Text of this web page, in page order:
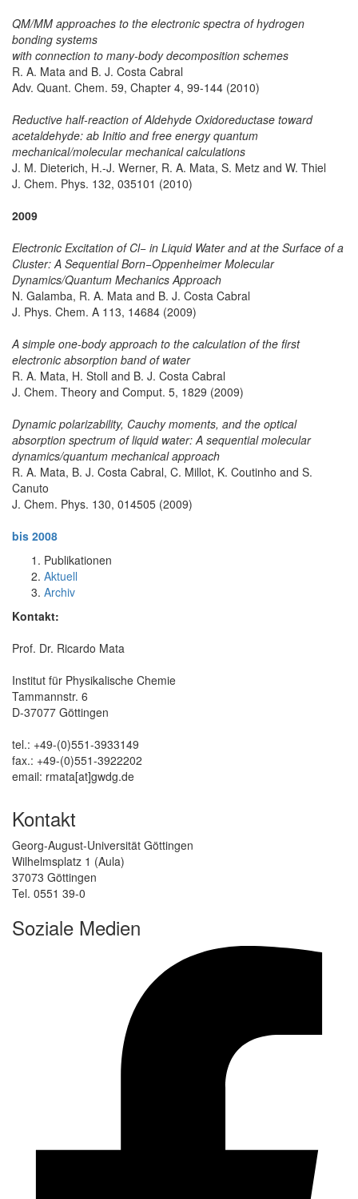
QM/MM approaches to the electronic spectra of hydrogen
bonding systems
with connection to many-body decomposition schemes
R. A. Mata and B. J. Costa Cabral
Adv. Quant. Chem. 59, Chapter 4, 99-144 (2010)
Reductive half-reaction of Aldehyde Oxidoreductase toward
acetaldehyde: ab Initio and free energy quantum
mechanical/molecular mechanical calculations
J. M. Dieterich, H.-J. Werner, R. A. Mata, S. Metz and W. Thiel
J. Chem. Phys. 132, 035101 (2010)
2009
Electronic Excitation of Cl− in Liquid Water and at the Surface of a
Cluster: A Sequential Born−Oppenheimer Molecular
Dynamics/Quantum Mechanics Approach
N. Galamba, R. A. Mata and B. J. Costa Cabral
J. Phys. Chem. A 113, 14684 (2009)
A simple one-body approach to the calculation of the first
electronic absorption band of water
R. A. Mata, H. Stoll and B. J. Costa Cabral
J. Chem. Theory and Comput. 5, 1829 (2009)
Dynamic polarizability, Cauchy moments, and the optical
absorption spectrum of liquid water: A sequential molecular
dynamics/quantum mechanical approach
R. A. Mata, B. J. Costa Cabral, C. Millot, K. Coutinho and S.
Canuto
J. Chem. Phys. 130, 014505 (2009)
bis 2008
Publikationen
Aktuell
Archiv
Kontakt:
Prof. Dr. Ricardo Mata
Institut für Physikalische Chemie
Tammannstr. 6
D-37077 Göttingen
tel.: +49-(0)551-3933149
fax.: +49-(0)551-3922202
email: rmata[at]gwdg.de
Kontakt
Georg-August-Universität Göttingen
Wilhelmsplatz 1 (Aula)
37073 Göttingen
Tel. 0551 39-0
Soziale Medien